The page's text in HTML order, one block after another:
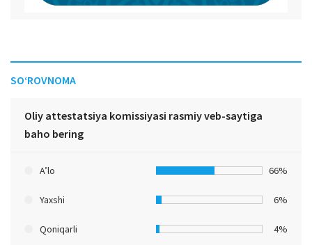
SO‘ROVNOMA
Oliy attestatsiya komissiyasi rasmiy veb-saytiga
baho bering
A’lo 66%
Yaxshi 6%
Qoniqarli 4%